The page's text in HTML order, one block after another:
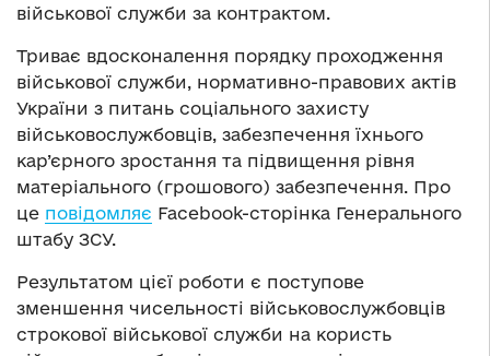
військової служби за контрактом.
Триває вдосконалення порядку проходження
військової служби, нормативно-правових актів
України з питань соціального захисту
військовослужбовців, забезпечення їхнього
кар’єрного зростання та підвищення рівня
матеріального (грошового) забезпечення. Про
це повідомляє Facebook-сторінка Генерального
штабу ЗСУ.
Результатом цієї роботи є поступове
зменшення чисельності військовослужбовців
строкової військової служби на користь